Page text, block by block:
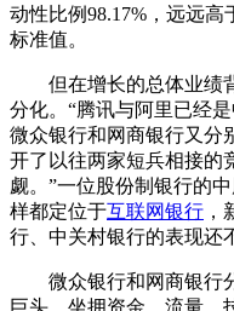
动性比例98.17%，远远
标准值。
但在增长的总体业绩背
分化。“腾讯与阿里已经
微众银行和网商银行又分
开了以往两家短兵相接的
觑。”一位股份制银行的
样都定位于互联网银行 ，
行、中关村银行的表现还
微众银行和网商银行分
巨头，坐拥资金、流量、